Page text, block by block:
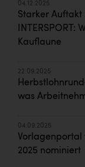
04.12.2025
Starker Auftakt
Kauflaune
22.09.2025
was
04.09.2025
Vorlagenportal
2025 nominiert